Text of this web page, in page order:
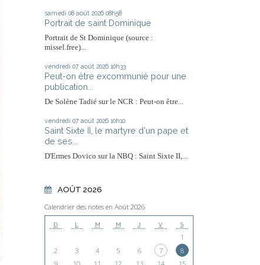
samedi 08 août 2026 08h58
Portrait de saint Dominique
Portrait de St Dominique (source :
missel.free)...
vendredi 07 août 2026 10h33
Peut-on être excommunié pour une
publication...
De Solène Tadié sur le NCR : Peut-on être...
vendredi 07 août 2026 10h10
Saint Sixte II, le martyre d'un pape et
de ses...
D'Ermes Dovico sur la NBQ : Saint Sixte II,...
AOÛT 2026
Calendrier des notes en Août 2026
D L M M J V S
1
2
3 4 5 6 7
8